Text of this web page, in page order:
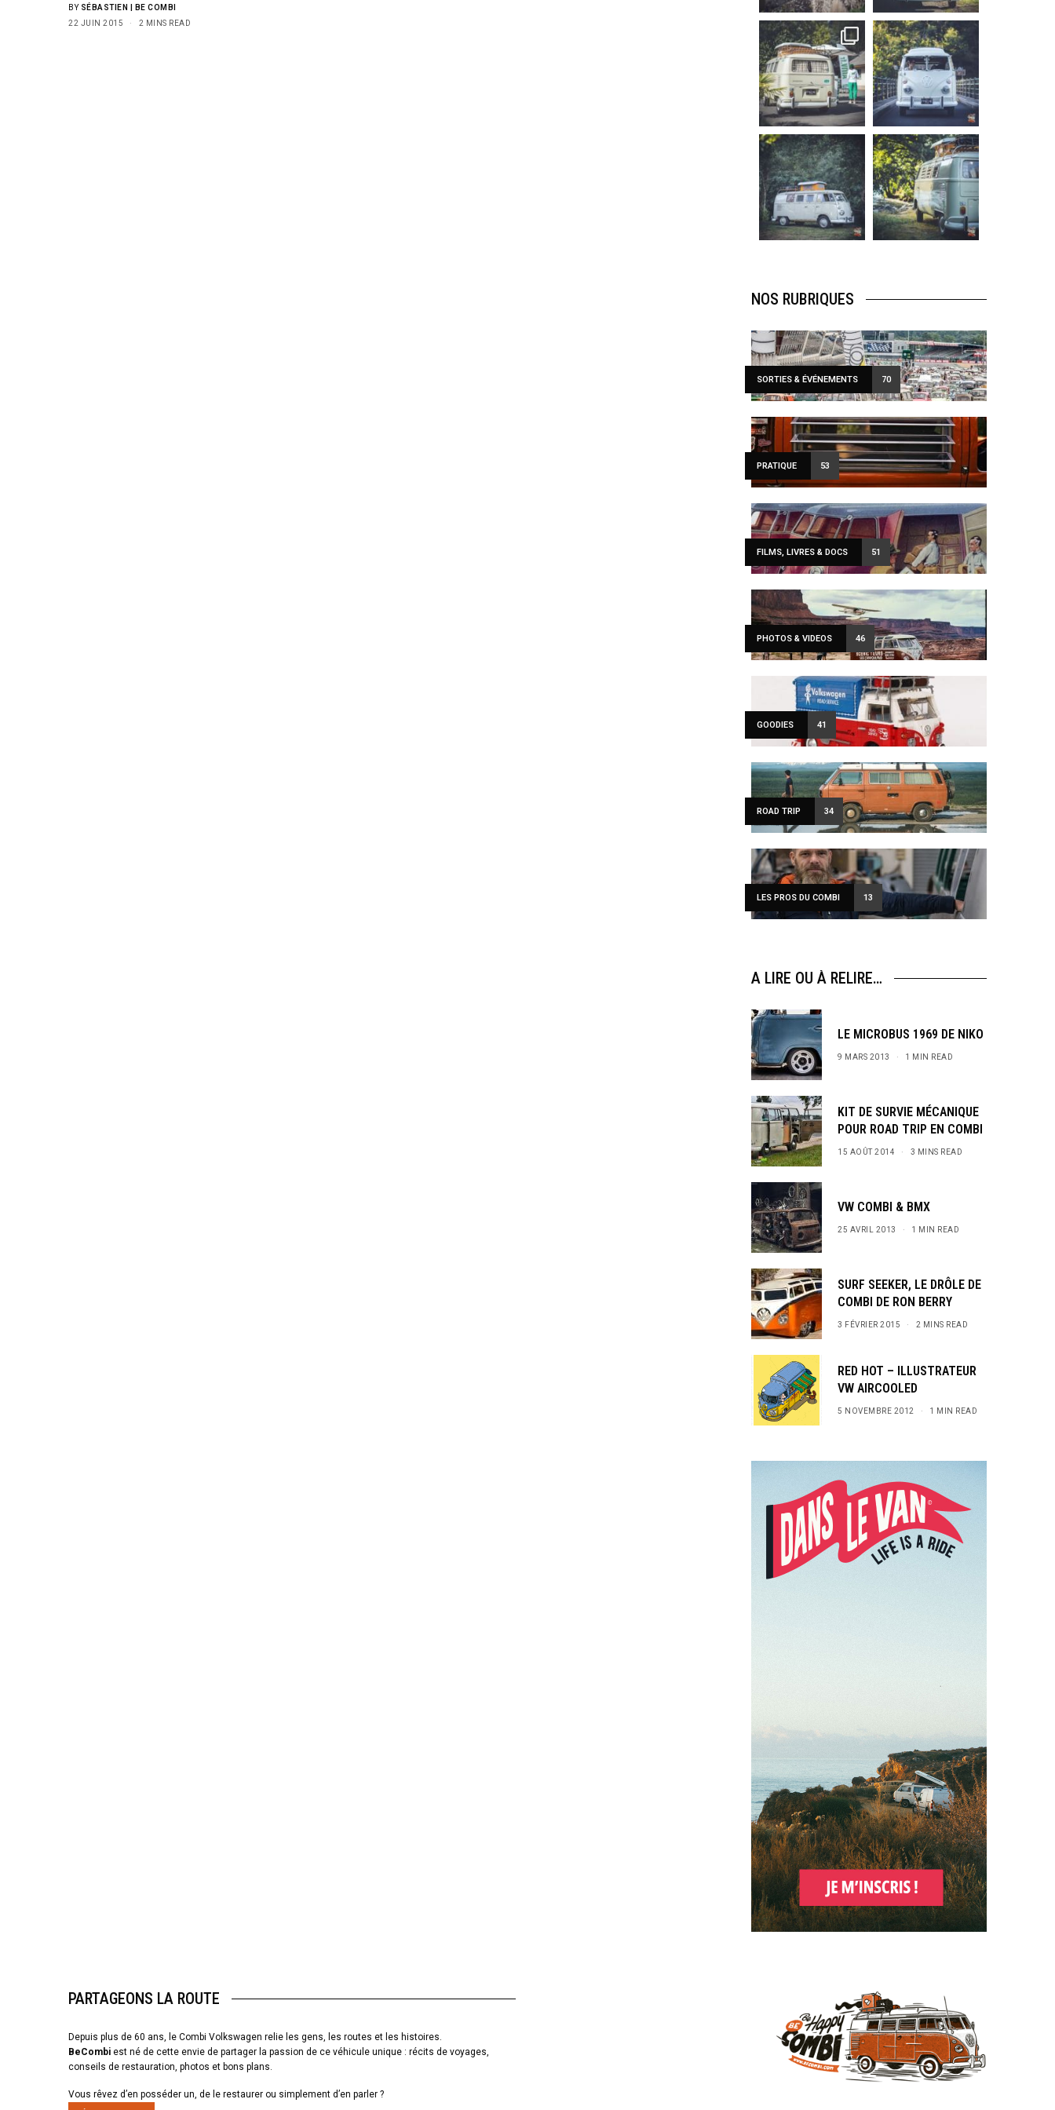
BY SÉBASTIEN | BE COMBI
22 JUIN 2015
2 MINS READ
becombi
Sep 10
220
4
becombi
Août 10
177
becombi
Août 10
120
0
becombi
Août 10
108
0
NOS RUBRIQUES
SORTIES & ÉVÉNEMENTS 70
PRATIQUE 53
FILMS, LIVRES & DOCS 51
PHOTOS & VIDEOS 46
GOODIES 41
ROAD TRIP 34
LES PROS DU COMBI 13
A LIRE OU À RELIRE…
LE MICROBUS 1969 DE NIKO
9 MARS 2013 1 MIN READ
KIT DE SURVIE MÉCANIQUE
POUR ROAD TRIP EN COMBI
15 AOÛT 2014 3 MINS READ
VW COMBI & BMX
25 AVRIL 2013 1 MIN READ
SURF SEEKER, LE DRÔLE DE
COMBI DE RON BERRY
3 FÉVRIER 2015 2 MINS READ
RED HOT – ILLUSTRATEUR
VW AIRCOOLED
5 NOVEMBRE 2012 1 MIN READ
PARTAGEONS LA ROUTE
Depuis plus de 60 ans, le Combi Volkswagen relie les gens, les routes et les histoires.
BeCombi est né de cette envie de partager la passion de ce véhicule unique : récits de voyages,
conseils de restauration, photos et bons plans.
Vous rêvez d’en posséder un, de le restaurer ou simplement d’en parler ?